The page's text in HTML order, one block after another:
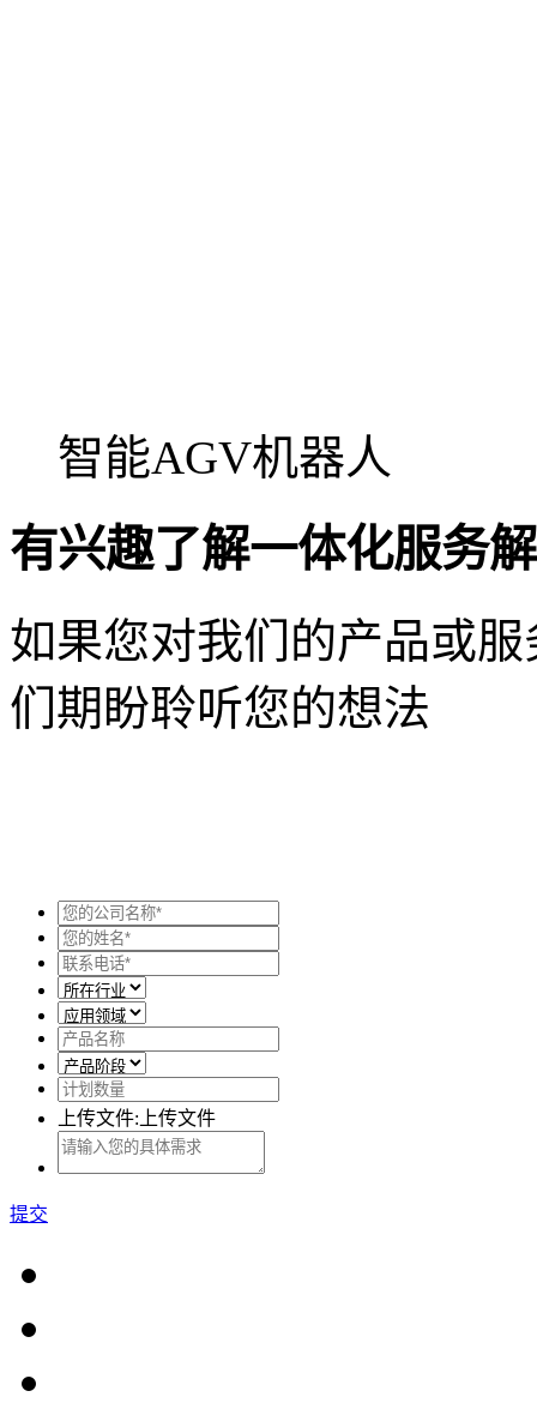
智能AGV机器人
有兴趣了解一体化服务
如果您对我们的产品或
们期盼聆听您的想法
上传文件: 上传文件
提交